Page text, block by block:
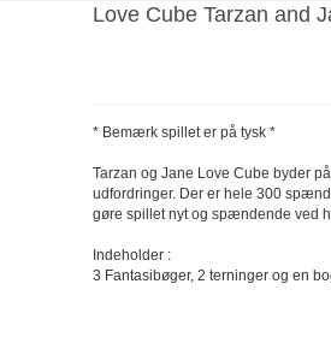
Love Cube Tarzan and
* Bemærk spillet er på tysk *
Tarzan og Jane Love Cube byder
udfordringer. Der er hele 300
gøre spillet nyt og spændende ved
Indeholder :
3 Fantasibøger, 2 terninger og en